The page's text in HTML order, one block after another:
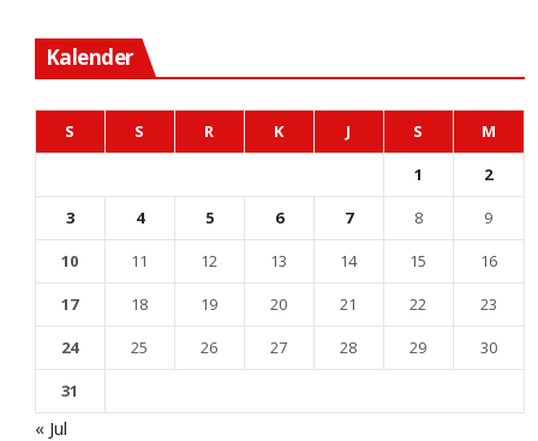
Kalender
S S R K J S
M
1
2
3
4 5 6 7 8
9
10
11 12 13 14 15
16
17
18 19 20 21 22
23
24
25 26 27 28 29
30
31
« Jul